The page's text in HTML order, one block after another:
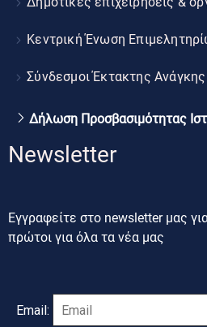
Κεντρική Ένωση
Σύνδεσμοι Έκτακτης Ανάγκης
Δήλωση Προσβασιμότητας
Newsletter
Εγγραφείτε στο newsletter μας
πρώτοι για όλα τα νέα μας
Email: